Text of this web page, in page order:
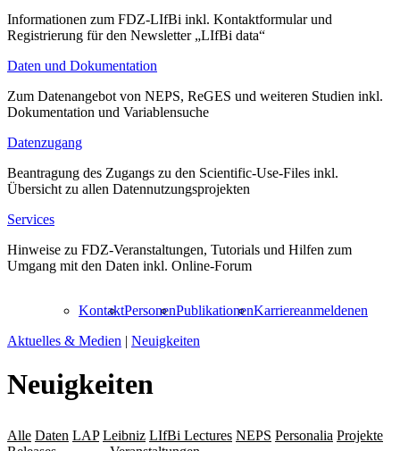
Informationen zum FDZ-LIfBi inkl. Kontaktformular und
Registrierung für den Newsletter „LIfBi data“
Daten und Dokumentation
Zum Datenangebot von NEPS, ReGES und weiteren Studien inkl.
Dokumentation und Variablensuche
Datenzugang
Beantragung des Zugangs zu den Scientific-Use-Files inkl.
Übersicht zu allen Datennutzungsprojekten
Services
Hinweise zu FDZ-Veranstaltungen, Tutorials und Hilfen zum
Umgang mit den Daten inkl. Online-Forum
KontaktPersonenPublikationenKarriereanmeldenen
Aktuelles & Medien | Neuigkeiten
Neuigkeiten
Alle Daten LAP Leibniz LIfBi Lectures NEPS Personalia Projekte